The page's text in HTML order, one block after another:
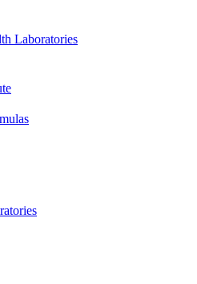
Laboratories